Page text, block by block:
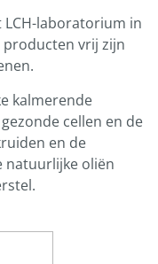
laboratorium in
producten vrij zijn
kalmerende
cellen en de
en de
natuurlijke oliën